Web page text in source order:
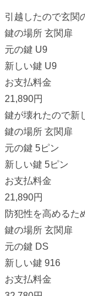
引越したので玄関
鍵の場所 玄関扉
元の鍵 U9
新しい鍵 U9
お支払料金
21,890円
鍵が壊れたので新
鍵の場所 玄関扉
元の鍵 5ピン
新しい鍵 5ピン
お支払料金
21,890円
防犯性を高めるた
鍵の場所 玄関扉
元の鍵 DS
新しい鍵 916
お支払料金